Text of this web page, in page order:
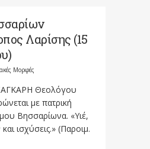
Λαρίσης (15
Μορφές
Θεολόγου
με πατρική
Βησσαρίωνα. «Υιέ,
ισχύσεις.» (Παροιμ.